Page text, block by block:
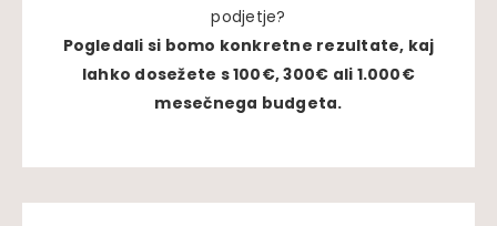
podjetje?
Pogledali si bomo konkretne rezultate, kaj
lahko dosežete s 100€, 300€ ali 1.000€
mesečnega budgeta.